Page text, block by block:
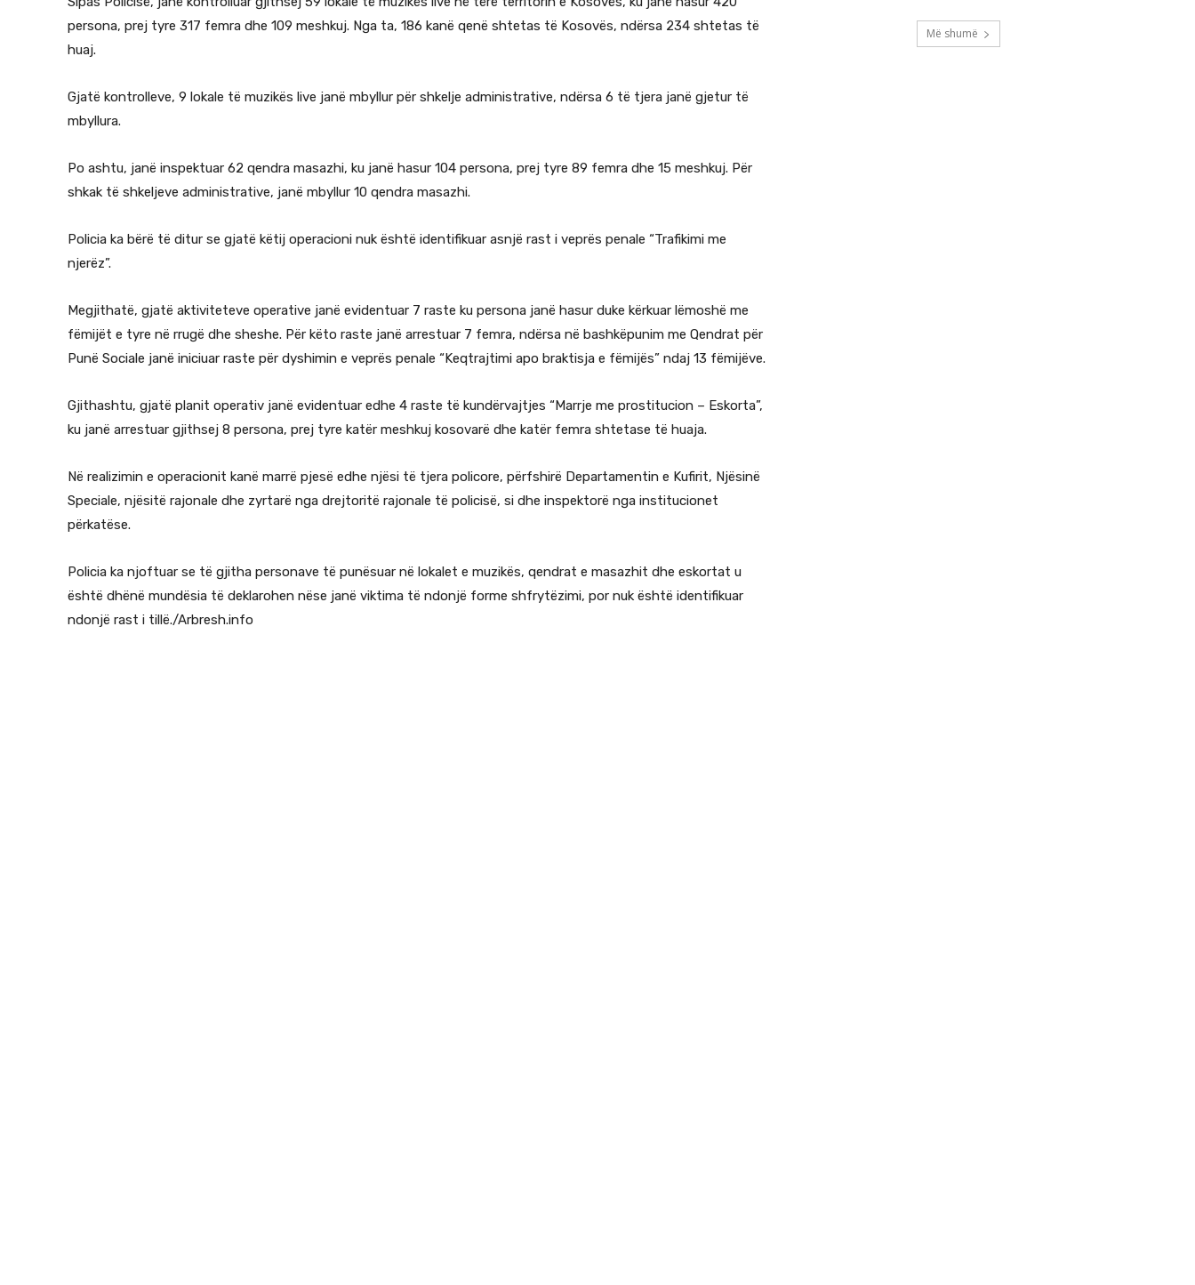
persona, prej tyre 317 femra dhe 109 meshkuj. Nga ta, 186 kanë qenë shtetas të Kosovës, ndërsa 234 shtetas të
huaj.
Gjatë kontrolleve, 9 lokale të muzikës live janë mbyllur për shkelje administrative, ndërsa 6 të tjera janë gjetur të
mbyllura.
Po ashtu, janë inspektuar 62 qendra masazhi, ku janë hasur 104 persona, prej tyre 89 femra dhe 15 meshkuj. Për
shkak të shkeljeve administrative, janë mbyllur 10 qendra masazhi.
Policia ka bërë të ditur se gjatë këtij operacioni nuk është identifikuar asnjë rast i veprës penale “Trafikimi me
njerëz”.
Megjithatë, gjatë aktiviteteve operative janë evidentuar 7 raste ku persona janë hasur duke kërkuar lëmoshë me
fëmijët e tyre në rrugë dhe sheshe. Për këto raste janë arrestuar 7 femra, ndërsa në bashkëpunim me Qendrat për
Punë Sociale janë iniciuar raste për dyshimin e veprës penale “Keqtrajtimi apo braktisja e fëmijës” ndaj 13 fëmijëve.
Gjithashtu, gjatë planit operativ janë evidentuar edhe 4 raste të kundërvajtjes “Marrje me prostitucion – Eskorta”,
ku janë arrestuar gjithsej 8 persona, prej tyre katër meshkuj kosovarë dhe katër femra shtetase të huaja.
Në realizimin e operacionit kanë marrë pjesë edhe njësi të tjera policore, përfshirë Departamentin e Kufirit, Njësinë
Speciale, njësitë rajonale dhe zyrtarë nga drejtoritë rajonale të policisë, si dhe inspektorë nga institucionet
përkatëse.
Policia ka njoftuar se të gjitha personave të punësuar në lokalet e muzikës, qendrat e masazhit dhe eskortat u
është dhënë mundësia të deklarohen nëse janë viktima të ndonjë forme shfrytëzimi, por nuk është identifikuar
ndonjë rast i tillë./Arbresh.info
Më shumë